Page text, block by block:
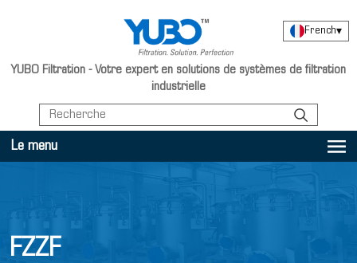
YUBO Filtration - Votre expert en solutions de systèmes de filtration
industrielle
French▾
Le menu
FZZF